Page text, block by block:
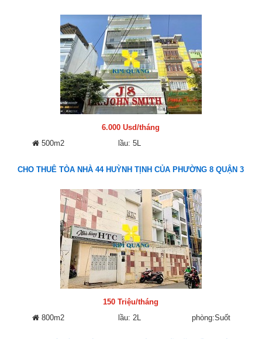
6.000 Usd/tháng
500m2
lầu: 5L
CHO THUÊ TÒA NHÀ 44 HUỲNH TỊNH CỦA PHƯỜNG 8 QUẬN 3
150 Triệu/tháng
800m2
lầu: 2L phòng:Suốt